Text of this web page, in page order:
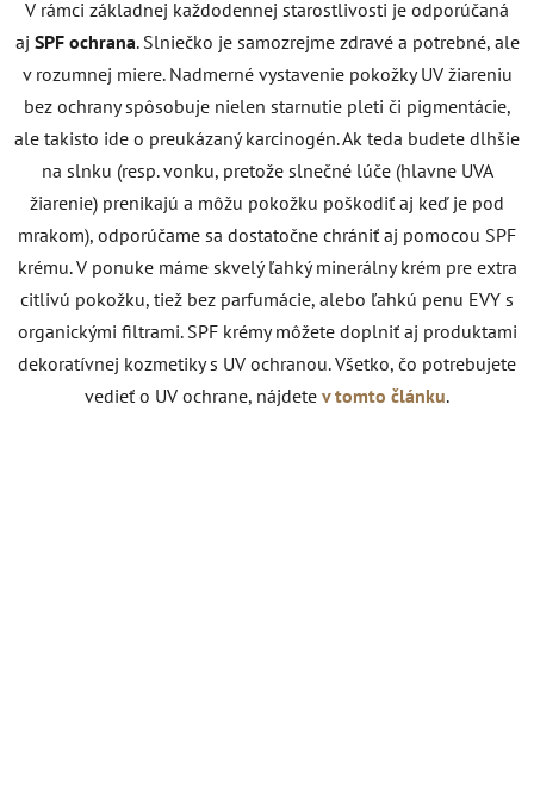
V rámci základnej každodennej starostlivosti je odporúčaná
aj SPF ochrana. Slniečko je samozrejme zdravé a potrebné, ale
v rozumnej miere. Nadmerné vystavenie pokožky UV žiareniu
bez ochrany spôsobuje nielen starnutie pleti či pigmentácie,
ale takisto ide o preukázaný karcinogén. Ak teda budete dlhšie
na slnku (resp. vonku, pretože slnečné lúče (hlavne UVA
žiarenie) prenikajú a môžu pokožku poškodiť aj keď je pod
mrakom), odporúčame sa dostatočne chrániť aj pomocou SPF
krému. V ponuke máme skvelý ľahký minerálny krém pre extra
citlivú pokožku, tiež bez parfumácie, alebo ľahkú penu EVY s
organickými filtrami. SPF krémy môžete doplniť aj produktami
dekoratívnej kozmetiky s UV ochranou. Všetko, čo potrebujete
vedieť o UV ochrane, nájdete v tomto článku.